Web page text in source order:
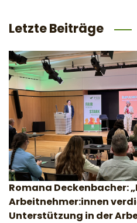
Letzte Beiträge
Romana Deckenbacher:
Arbeitnehmer:innen
Unterstützung in der